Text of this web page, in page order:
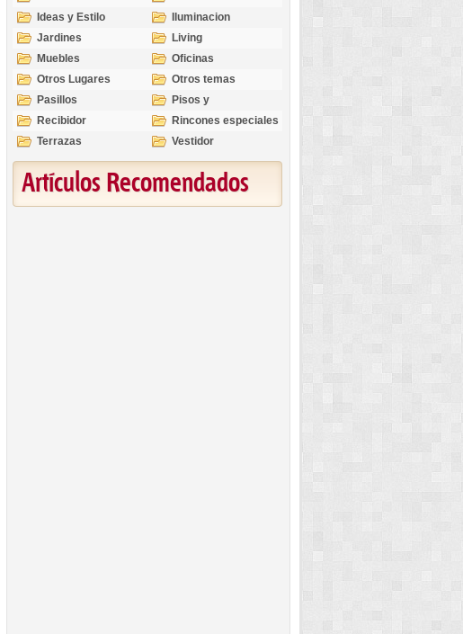
Ideas y Estilo
Iluminacion
Jardines
Living
Muebles
Oficinas
Otros Lugares
Otros temas
Pasillos
Pisos y
revestimientos
Recibidor
Rincones especiales
Terrazas
Vestidor
Artículos Recomendados